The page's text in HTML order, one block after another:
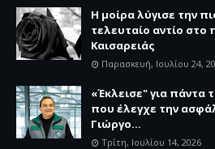
Η μοίρα λύγισε την
τελευταίο αντίο στο
Καισαρειάς
Παρασκευή, Ιουλίου 24,
«Έκλεισε" για πάντα
που έλεγχε την
Γιώργο...
Τρίτη, Ιουλίου 14, 2026